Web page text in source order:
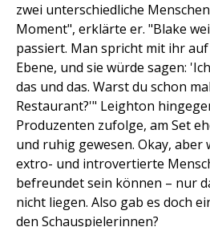
zwei unterschiedliche
Moment", erklärte er. "Blake
passiert. Man spricht mit ihr
Ebene, und sie würde sagen:
das und das. Warst du schon
Restaurant?'" Leighton
Produzenten zufolge, am Set
und ruhig gewesen. Okay, aber
extro- und introvertierte
befreundet sein können – nur
nicht liegen. Also gab es doch
den Schauspielerinnen?